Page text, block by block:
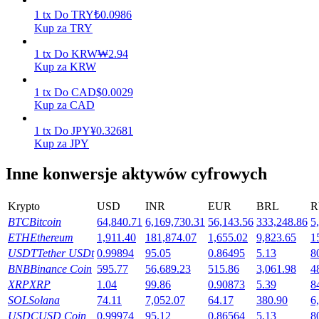
Zarabiać
Mocna Świnka
1 tx Do TRY₺0.0986
Kup za TRY
1 tx Do KRW₩2.94
Kup za KRW
1 tx Do CAD$0.0029
Kup za CAD
1 tx Do JPY¥0.32681
Kup za JPY
Inne konwersje aktywów cyfrowych
Krypto USD INR EUR BRL
BTCBitcoin 64,840.71 6,169,730.31 56,143.56 333,248.86
ETHEthereum 1,911.40 181,874.07 1,655.02 9,823.65
USDTTether USDt 0.99894 95.05 0.86495 5.13
BNBBinance Coin 595.77 56,689.23 515.86 3,061.98
XRPXRP 1.04 99.86 0.90873 5.39
SOLSolana 74.11 7,052.07 64.17 380.90
USDCUSD Coin 0.99974 95.12 0.86564 5.13